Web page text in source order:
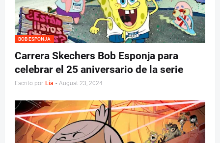
BOB ESPONJA
Carrera Skechers Bob Esponja para
celebrar el 25 aniversario de la serie
Escrito por Lia - August 23, 2024